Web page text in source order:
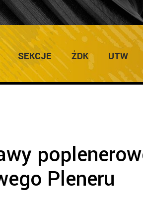
SEKCJE ŻDK UTW
/ Zapowiedzi Imprez / Otwarcie
Pleneru